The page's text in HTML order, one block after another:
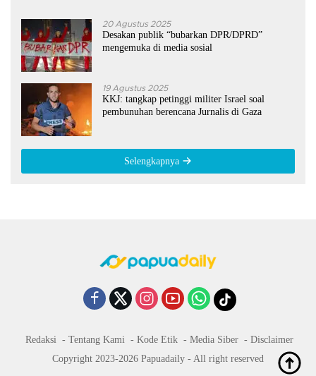
20 Agustus 2025
Desakan publik “bubarkan DPR/DPRD”
mengemuka di media sosial
19 Agustus 2025
KKJ: tangkap petinggi militer Israel soal
pembunuhan berencana Jurnalis di Gaza
Selengkapnya
Redaksi Tentang Kami Kode Etik Media Siber
Disclaimer
Copyright 2023-2026 Papuadaily - All right reserved